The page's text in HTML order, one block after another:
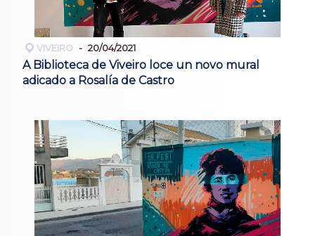
VIVEIRO 20/04/2021
A Biblioteca de Viveiro loce un novo mural
adicado a Rosalía de Castro